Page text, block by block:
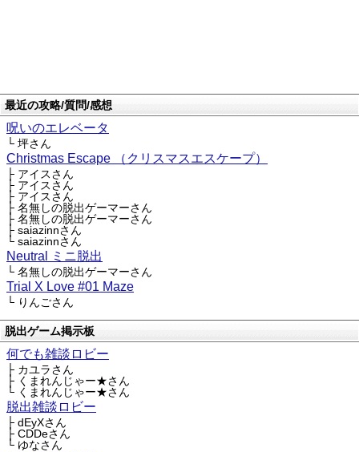
最近の攻略/質問/感想
呪いのエレベータ
└ 坪さん
Christmas Escape （クリスマスエスケープ）
├ アイスさん
├ アイスさん
├ アイスさん
├ 名無しの脱出ゲーマーさん
├ 名無しの脱出ゲーマーさん
├ saiazinnさん
└ saiazinnさん
Neutral ミニ脱出
└ 名無しの脱出ゲーマーさん
Trial X Love #01 Maze
└ りんごさん
脱出ゲーム掲示板
何でも雑談ロビー
├ カユラさん
├ くまれんじゃー★さん
└ くまれんじゃー★さん
脱出雑談ロビー
├ dEyXさん
├ CDDeさん
└ ゆなさん